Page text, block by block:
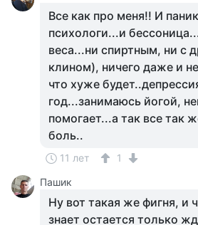
Все как про меня!! И
психологи...и
веса...ни спиртным, ни с
клином), ничего даже и
что хуже
год...занимаюсь йогой,
помогает...а так все так
боль..
11 лет
1
Пашик
Ну вот такая же фигня, и
знает остается только